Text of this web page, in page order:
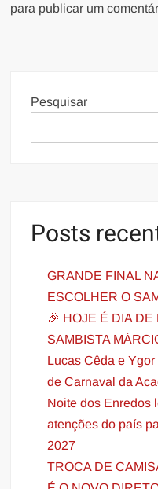
para publicar um
Pesquisar
Posts
GRANDE FINAL
ESCOLHER O
🎉 HOJE É DIA
SAMBISTA
Lucas Cêda e
de Carnaval da
Noite dos Enredos
atenções do país
2027
TROCA DE